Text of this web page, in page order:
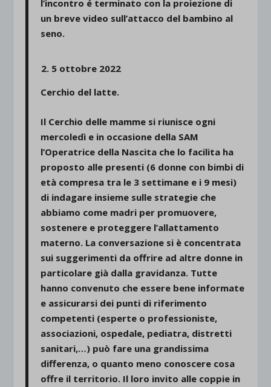
l’incontro é terminato con la proiezione di
un breve video sull’attacco del bambino al
seno.
5 ottobre 2022
Cerchio del latte.
Il Cerchio delle mamme si riunisce ogni
mercoledì e in occasione della SAM
l’Operatrice della Nascita che lo facilita ha
proposto alle presenti (6 donne con bimbi di
età compresa tra le 3 settimane e i 9 mesi)
di indagare insieme sulle strategie che
abbiamo come madri per promuovere,
sostenere e proteggere l’allattamento
materno. La conversazione si è concentrata
sui suggerimenti da offrire ad altre donne in
particolare già dalla gravidanza. Tutte
hanno convenuto che essere bene informate
e assicurarsi dei punti di riferimento
competenti (esperte o professioniste,
associazioni, ospedale, pediatra, distretti
sanitari,…) può fare una grandissima
differenza, o quanto meno conoscere cosa
offre il territorio. Il loro invito alle coppie in